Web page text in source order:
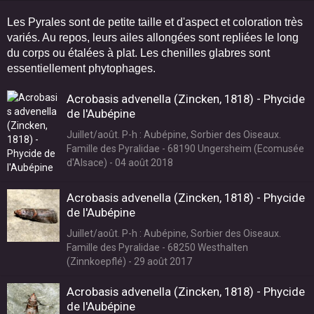
Les Pyrales sont de petite taille et d'aspect et coloration très
variés. Au repos, leurs ailes allongées sont repliées le long
du corps ou étalées à plat. Les chenilles glabres sont
essentiellement phytophages.
Acrobasis advenella (Zincken, 1818) - Phycide
de l'Aubépine
Juillet/août. P-h : Aubépine, Sorbier des Oiseaux.
Famille des Pyralidae - 68190 Ungersheim (Ecomusée
d'Alsace) - 04 août 2018
Acrobasis advenella (Zincken, 1818) - Phycide
de l'Aubépine
Juillet/août. P-h : Aubépine, Sorbier des Oiseaux.
Famille des Pyralidae - 68250 Westhalten
(Zinnkoepflé) - 29 août 2017
Acrobasis advenella (Zincken, 1818) - Phycide
de l'Aubépine